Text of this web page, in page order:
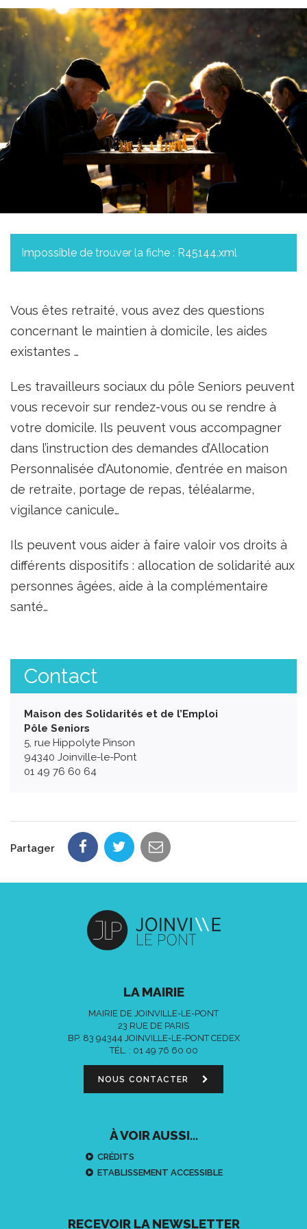
Impossible de trouver la fiche : R45144.xml
Vous êtes retraité, vous avez des questions
concernant le maintien à domicile, les aides
existantes …
Les travailleurs sociaux du pôle Seniors peuvent
vous recevoir sur rendez-vous ou se rendre à
votre domicile. Ils peuvent vous accompagner
dans l’instruction des demandes d’Allocation
Personnalisée d’Autonomie, d’entrée en maison
de retraite, portage de repas, téléalarme,
vigilance canicule…
Ils peuvent vous aider à faire valoir vos droits à
différents dispositifs : allocation de solidarité aux
personnes âgées, aide à la complémentaire
santé…
Contact
Maison des Solidarités et de l’Emploi
Pôle Seniors
5, rue Hippolyte Pinson
94340 Joinville-le-Pont
01 49 76 60 64
Partager
LA MAIRIE
MAIRIE DE JOINVILLE-LE-PONT
23 RUE DE PARIS
BP. 83 94344 JOINVILLE-LE-PONT CEDEX
TÉL. : 01 49 76 60 00
NOUS CONTACTER
À VOIR AUSSI...
CRÉDITS
ETABLISSEMENT ACCESSIBLE
RECEVOIR LA NEWSLETTER